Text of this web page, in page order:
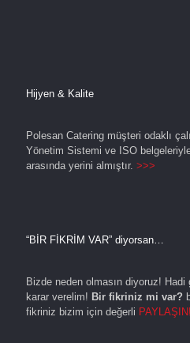
Hijyen & Kalite
Polesan Catering müşteri odaklı
Yönetim Sistemi ve ISO
arasında yerini almıştır. >>>
“BİR FİKRİM VAR” diyorsan…
Bizde neden olmasın diyoruz!
karar verelim! Bir fikriniz mi var?
fikriniz bizim için değerli PAYLAŞIN!